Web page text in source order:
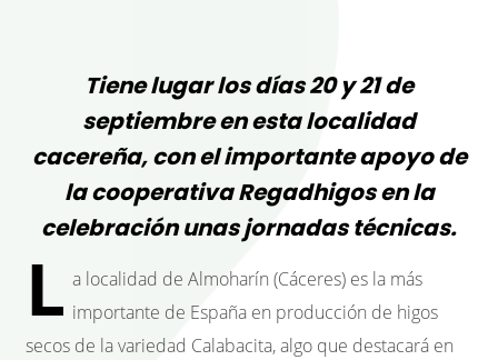
Tiene lugar los días 20 y 21 de
septiembre en esta localidad
cacereña, con el importante apoyo de
la cooperativa Regadhigos en la
celebración unas jornadas técnicas.
L a localidad de Almoharín (Cáceres) es la más
importante de España en producción de higos
secos de la variedad Calabacita, algo que destacará en